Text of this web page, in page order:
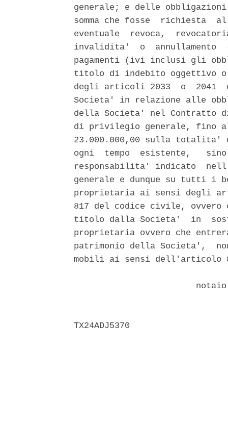
generale; e delle
somma che fosse  richiesta
eventuale  revoca,
invalidita'  o  annullamento
pagamenti (ivi inclusi gli
titolo di indebito oggettivo
degli articoli 2033  o  2041
Societa' in relazione alle
della Societa' nel Contratto
di privilegio generale, fino
23.000.000,00 sulla
ogni  tempo  esistente,
responsabilita' indicato
generale e dunque su tutti i
proprietaria ai sensi degli
817 del codice civile, ovvero
titolo dalla Societa'  in
proprietaria ovvero che
patrimonio della Societa',
mobili ai sensi dell'articolo